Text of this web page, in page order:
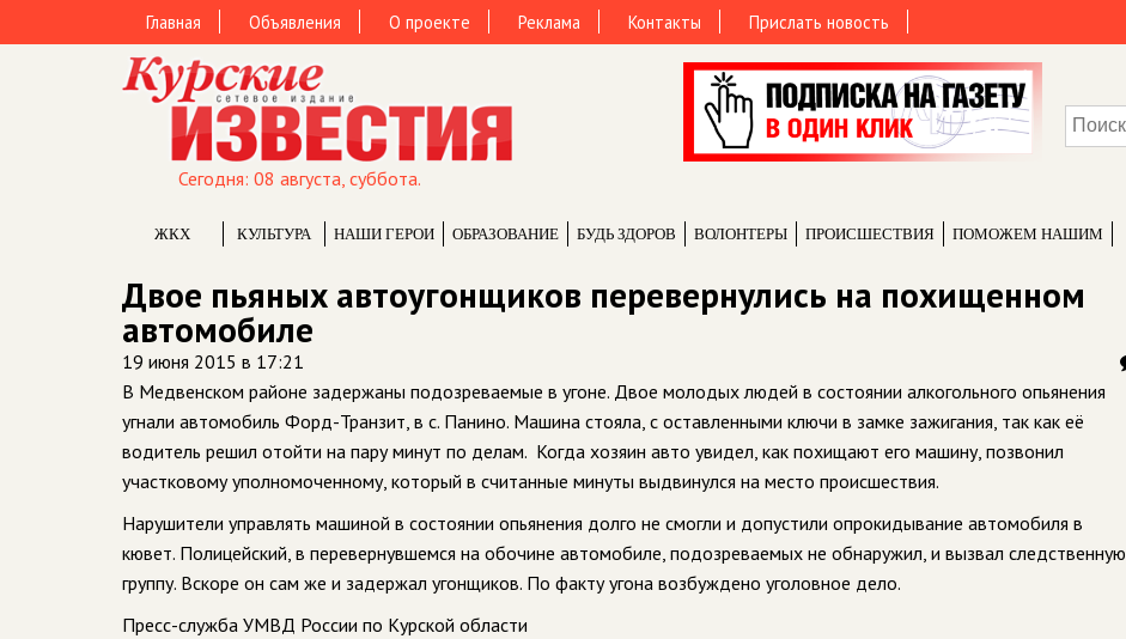
Главная Объявления О проекте Реклама Контакты Прислать новость
Сегодня: 08 августа, суббота.
ЖКХ КУЛЬТУРА НАШИ ГЕРОИ ОБРАЗОВАНИЕ БУДЬ ЗДОРОВ ВОЛОНТЕРЫ ПРОИCШЕСТВИЯ ПОМОЖЕМ НАШИМ
Двое пьяных автоугонщиков перевернулись на похищенном
автомобиле
19 июня 2015 в 17:21
В Медвенском районе задержаны подозреваемые в угоне. Двое молодых людей в состоянии алкогольного опьянения
угнали автомобиль Форд-Транзит, в с. Панино. Машина стояла, с оставленными ключи в замке зажигания, так как её
водитель решил отойти на пару минут по делам. Когда хозяин авто увидел, как похищают его машину, позвонил
участковому уполномоченному, который в считанные минуты выдвинулся на место происшествия.
Нарушители управлять машиной в состоянии опьянения долго не смогли и допустили опрокидывание автомобиля в
кювет. Полицейский, в перевернувшемся на обочине автомобиле, подозреваемых не обнаружил, и вызвал следственную
группу. Вскоре он сам же и задержал угонщиков. По факту угона возбуждено уголовное дело.
Пресс-служба УМВД России по Курской области